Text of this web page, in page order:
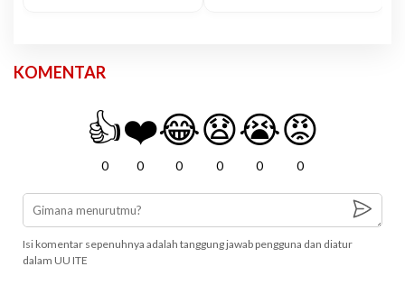
KOMENTAR
👍
0
❤️
0
😂
0
😧
0
😭
0
😡
0
Isi komentar sepenuhnya adalah tanggung jawab pengguna dan diatur
dalam UU ITE